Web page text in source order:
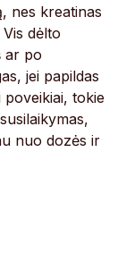
nes kreatinas
dėlto
ar po
jei papildas
poveikiai, tokie
nuo dozės ir